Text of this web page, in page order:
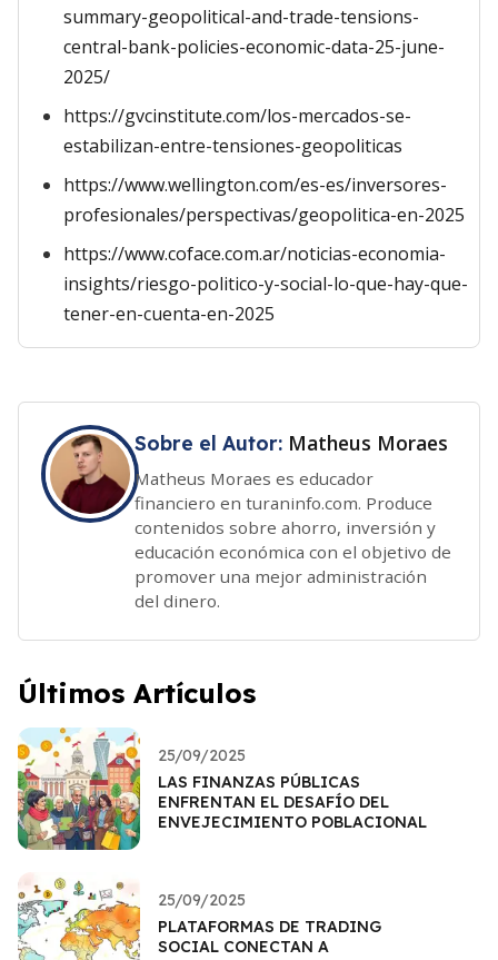
summary-geopolitical-and-trade-tensions-
central-bank-policies-economic-data-25-june-
2025/
https://gvcinstitute.com/los-mercados-se-
estabilizan-entre-tensiones-geopoliticas
https://www.wellington.com/es-es/inversores-
profesionales/perspectivas/geopolitica-en-2025
https://www.coface.com.ar/noticias-economia-
insights/riesgo-politico-y-social-lo-que-hay-que-
tener-en-cuenta-en-2025
Sobre el Autor: Matheus Moraes
Matheus Moraes es educador
financiero en turaninfo.com. Produce
contenidos sobre ahorro, inversión y
educación económica con el objetivo de
promover una mejor administración
del dinero.
Últimos Artículos
25/09/2025
LAS FINANZAS PÚBLICAS
ENFRENTAN EL DESAFÍO DEL
ENVEJECIMIENTO POBLACIONAL
25/09/2025
PLATAFORMAS DE TRADING
SOCIAL CONECTAN A